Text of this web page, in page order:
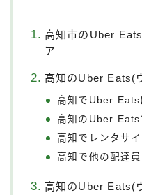
高知市のUber
ア
高知のUber Eats(
高知でUber Eats
高知のUber Eats
高知でレンタサ
高知で他の配達
高知のUber Eats(